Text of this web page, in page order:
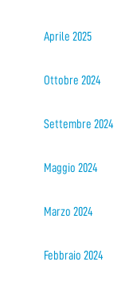
Aprile 2025
Ottobre 2024
Settembre 2024
Maggio 2024
Marzo 2024
Febbraio 2024